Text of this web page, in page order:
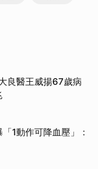
良醫王威揚67歲病
1動作可降血壓」：